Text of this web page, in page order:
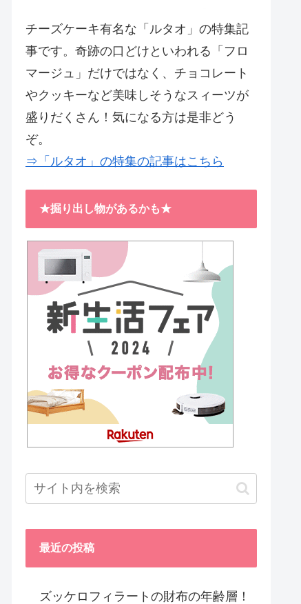
チーズケーキ有名な「ルタオ」の特集記
事です。奇跡の口どけといわれる「フロ
マージュ」だけではなく、チョコレート
やクッキーなど美味しそうなスィーツが
盛りだくさん！気になる方は是非どう
ぞ。
⇒「ルタオ」の特集の記事はこちら
★掘り出し物があるかも★
最近の投稿
ズッケロフィラートの財布の年齢層！